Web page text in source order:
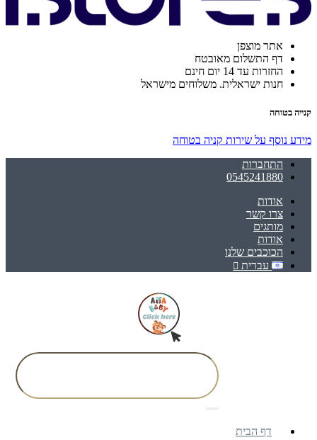
אתר מוצפן
דף התשלום מאובטח
החזרות עד 14 יום חינם
חנות ישראלית. משלוחים מישראל
קנייה בטוחה
מידע נוסף על שירות קניה בטוחה
התחברות
0545241880
אודות
צרו קשר
מותגים
אודות
הכוכבים שלנו
עברית
דף הבית